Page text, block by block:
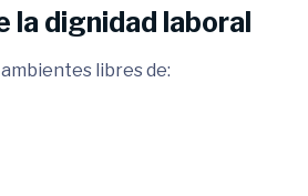
la dignidad laboral
libres de: